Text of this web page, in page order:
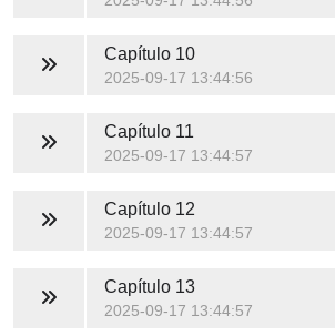
Capítulo 10
2025-09-17 13:44:56
Capítulo 11
2025-09-17 13:44:57
Capítulo 12
2025-09-17 13:44:57
Capítulo 13
2025-09-17 13:44:57